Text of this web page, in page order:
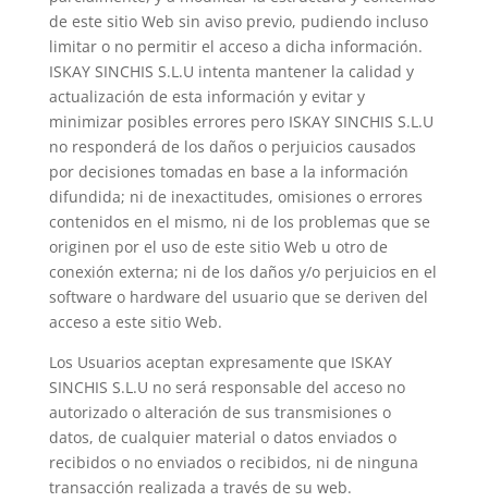
de este sitio Web sin aviso previo, pudiendo incluso
limitar o no permitir el acceso a dicha información.
ISKAY SINCHIS S.L.U intenta mantener la calidad y
actualización de esta información y evitar y
minimizar posibles errores pero ISKAY SINCHIS S.L.U
no responderá de los daños o perjuicios causados
por decisiones tomadas en base a la información
difundida; ni de inexactitudes, omisiones o errores
contenidos en el mismo, ni de los problemas que se
originen por el uso de este sitio Web u otro de
conexión externa; ni de los daños y/o perjuicios en el
software o hardware del usuario que se deriven del
acceso a este sitio Web.
Los Usuarios aceptan expresamente que ISKAY
SINCHIS S.L.U no será responsable del acceso no
autorizado o alteración de sus transmisiones o
datos, de cualquier material o datos enviados o
recibidos o no enviados o recibidos, ni de ninguna
transacción realizada a través de su web.